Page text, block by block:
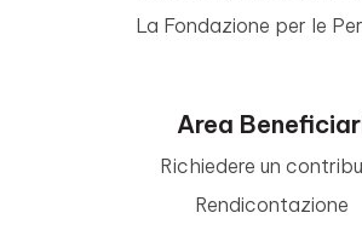
La Fondazione per le
Area
Richiedere un
Rendicontazione